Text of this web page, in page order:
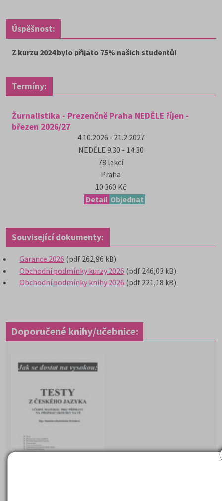
Úspěšnost:
Z kurzu 2024 bylo přijato 75% našich studentů!
Termíny:
Žurnalistika - Prezenčně Praha NEDĚLE říjen -
březen 2026/27
4.10.2026 - 21.2.2027
NEDĚLE 9.30 - 14.30
78 lekcí
Praha
10 360 Kč
Detail Objednat
Související dokumenty:
Garance 2026 (pdf 262,96 kB)
Obchodní podmínky kurzy 2026 (pdf 246,03 kB)
Obchodní podmínky knihy 2026 (pdf 221,18 kB)
Doporučené knihy/učebnice: